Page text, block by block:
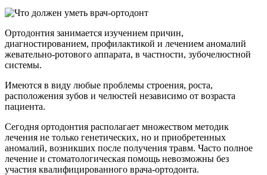
Ортодонтия занимается изучением причин,
диагностированием, профилактикой и лечением аномалий
жевательно-ротового аппарата, в частности, зубочелюстной
системы.
Имеются в виду любые проблемы строения, роста,
расположения зубов и челюстей независимо от возраста
пациента.
Сегодня ортодонтия располагает множеством методик
лечения не только генетических, но и приобретенных
аномалий, возникших после получения травм. Часто полное
лечение и стоматологическая помощь невозможны без
участия квалифицированного врача-ортодонта.